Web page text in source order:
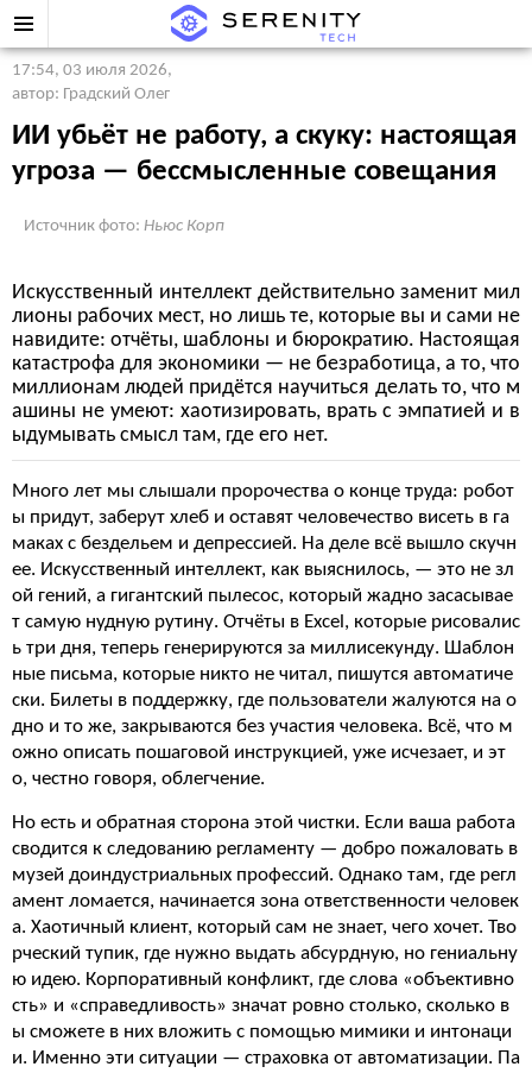
17:54, 03 июля 2026,
автор: Градский Олег
ИИ убьёт не работу, а скуку: настоящая
угроза — бессмысленные совещания
Источник фото: Ньюс Корп
Искусственный интеллект действительно заменит мил
лионы рабочих мест, но лишь те, которые вы и сами не
навидите: отчёты, шаблоны и бюрократию. Настоящая
катастрофа для экономики — не безработица, а то, что
миллионам людей придётся научиться делать то, что м
ашины не умеют: хаотизировать, врать с эмпатией и в
ыдумывать смысл там, где его нет.
Много лет мы слышали пророчества о конце труда: робот
ы придут, заберут хлеб и оставят человечество висеть в га
маках с бездельем и депрессией. На деле всё вышло скучн
ее. Искусственный интеллект, как выяснилось, — это не зл
ой гений, а гигантский пылесос, который жадно засасывае
т самую нудную рутину. Отчёты в Excel, которые рисовалис
ь три дня, теперь генерируются за миллисекунду. Шаблон
ные письма, которые никто не читал, пишутся автоматиче
ски. Билеты в поддержку, где пользователи жалуются на о
дно и то же, закрываются без участия человека. Всё, что м
ожно описать пошаговой инструкцией, уже исчезает, и эт
о, честно говоря, облегчение.
Но есть и обратная сторона этой чистки. Если ваша работа
сводится к следованию регламенту — добро пожаловать в
музей доиндустриальных профессий. Однако там, где регл
амент ломается, начинается зона ответственности человек
а. Хаотичный клиент, который сам не знает, чего хочет. Тво
рческий тупик, где нужно выдать абсурдную, но гениальну
ю идею. Корпоративный конфликт, где слова «объективно
сть» и «справедливость» значат ровно столько, сколько в
ы сможете в них вложить с помощью мимики и интонаци
и. Именно эти ситуации — страховка от автоматизации. Па